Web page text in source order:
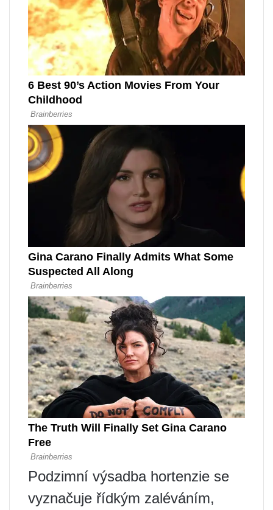
Podzimní výsadba hortenzie se
vyznačuje řídkým zaléváním,